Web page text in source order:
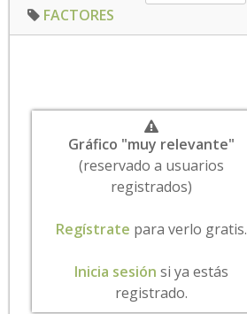
FACTORES
Gráfico "muy relevante"
(reservado a usuarios
registrados)
Regístrate para verlo gratis.
Inicia sesión si ya estás
registrado.